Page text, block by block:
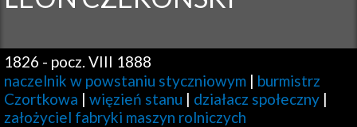
1826 - pocz. VIII 1888
naczelnik w powstaniu styczniowym | burmistrz
Czortkowa | więzień stanu | działacz społeczny |
założyciel fabryki maszyn rolniczych